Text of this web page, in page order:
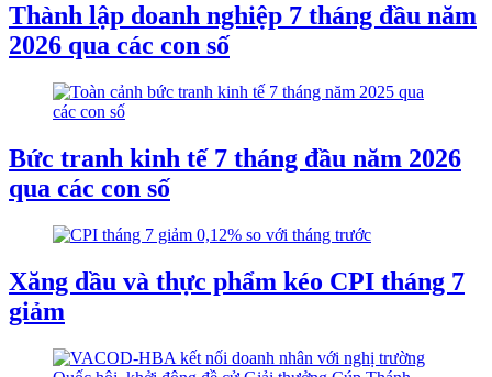
Thành lập doanh nghiệp 7 tháng đầu năm
2026 qua các con số
Bức tranh kinh tế 7 tháng đầu năm 2026
qua các con số
Xăng dầu và thực phẩm kéo CPI tháng 7
giảm